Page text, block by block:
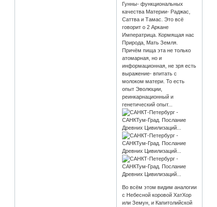
Гунны- функциональных
качества Материи- Раджас,
Саттва и Тамас. Это всё
говорит о 2 Аркане
Императрица. Кормящая нас
Природа, Мать Земля.
Причём пища эта не только
атомарная, но и
информационная, не зря есть
выражение- впитать с
молоком матери. То есть
опыт Эволюции,
реинкарнационный и
генетический опыт...
Во всём этом видим аналогии
с Небесной коровой ХатХор
или Земун, и Капитолийской